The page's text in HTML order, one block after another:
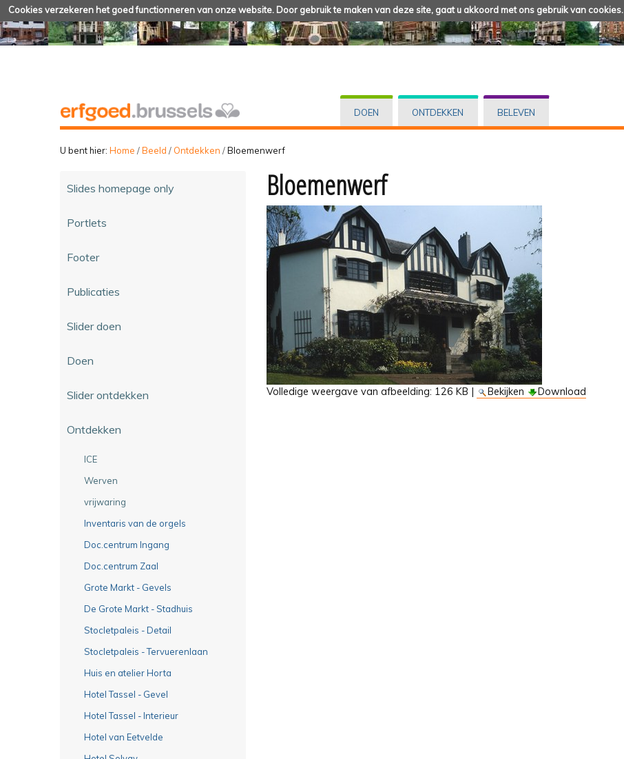
Cookies verzekeren het goed functionneren van onze website. Door gebruik te maken van deze site, gaat u akkoord met ons gebruik van cookies.
DOEN ONTDEKKEN BELEVEN
U bent hier: Home /Beeld / Ontdekken /Bloemenwerf
Slides homepage only
Portlets
Footer
Publicaties
Slider doen
Doen
Slider ontdekken
Ontdekken
ICE
Werven
vrijwaring
Inventaris van de orgels
Doc.centrum Ingang
Doc.centrum Zaal
Grote Markt - Gevels
De Grote Markt - Stadhuis
Stocletpaleis - Detail
Stocletpaleis - Tervuerenlaan
Huis en atelier Horta
Hotel Tassel - Gevel
Hotel Tassel - Interieur
Hotel van Eetvelde
Bloemenwerf
Volledige weergave van afbeelding: 126 KB | Bekijken Download